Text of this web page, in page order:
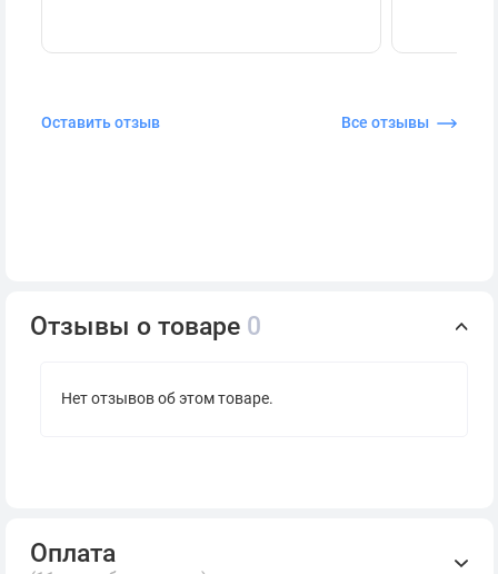
Оставить отзыв Все отзывы
Отзывы о товаре 0
Нет отзывов об этом товаре.
Оплата